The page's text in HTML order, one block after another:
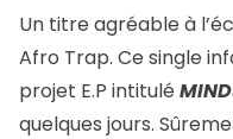
Un titre agréable à
Afro Trap. Ce single
projet E.P intitulé
quelques jours.